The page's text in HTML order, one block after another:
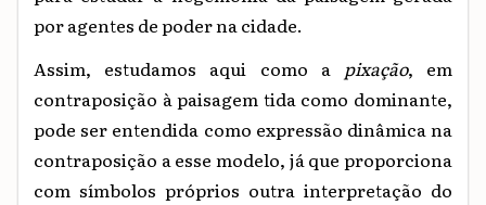
por agentes de poder na cidade.
Assim, estudamos aqui como a pixação, em
contraposição à paisagem tida como dominante,
pode ser entendida como expressão dinâmica na
contraposição a esse modelo, já que proporciona
com símbolos próprios outra interpretação do